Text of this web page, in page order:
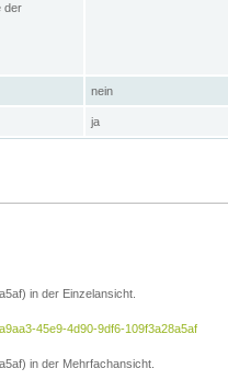
der
nein
ja
in der Einzelansicht.
45e9-4d90-9df6-109f3a28a5af
in der Mehrfachansicht.